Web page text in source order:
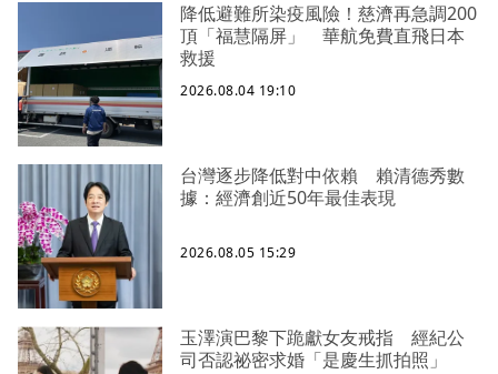
降低避難所染疫風險！慈濟再急調200
頂「福慧隔屏」 華航免費直飛日本
救援
2026.08.04 19:10
台灣逐步降低對中依賴 賴清德秀數
據：經濟創近50年最佳表現
2026.08.05 15:29
玉澤演巴黎下跪獻女友戒指 經紀公
司否認祕密求婚「是慶生抓拍照」